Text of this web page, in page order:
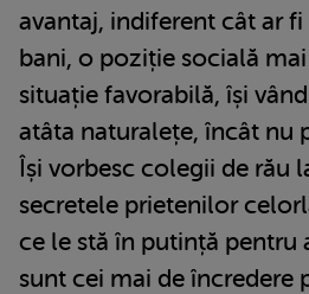
avantaj, indiferent cât ar
bani, o poziție socială
situație favorabilă, își
atâta naturalețe, încât nu
Își vorbesc colegii de rău
secretele prietenilor
ce le stă în putință pentru
sunt cei mai de încredere